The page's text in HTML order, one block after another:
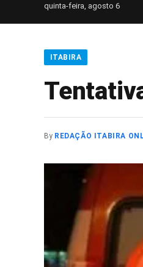
quinta-feira, agosto 6
ITABIRA
By REDAÇÃO ITABIRA